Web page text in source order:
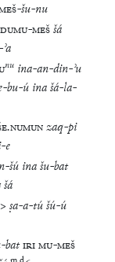
-šu-nu
DUMU-MEŠšá
-ʾa
nu ina-an-din-ʾu
-bu-ú inašá-la-
.NUMUNzaq-pi
-e
-šú inašu-bat
šá
> ṣa-a-túšú-ú
-batIRIMU-MEŠ